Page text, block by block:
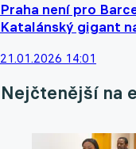
Praha není pro
Katalánský gigant
21.01.2026 14:01
Nejčtenější na